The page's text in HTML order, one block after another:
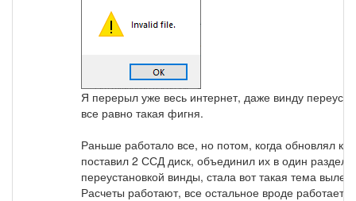
Я перерыл уже весь интернет, даже винду
все равно такая фигня.
Раньше работало все, но потом, когда обновлял
поставил 2 ССД диск, объединил их в один раздел с
переустановкой винды, стала вот такая тема
Расчеты работают, все остальное вроде работает.